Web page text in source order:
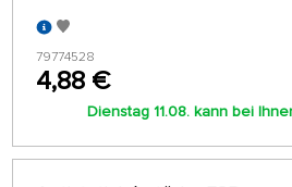
79774528
4,88 €
Dienstag 11.08. kann bei